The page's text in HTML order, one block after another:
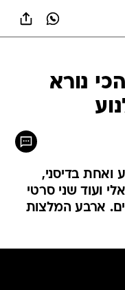
נורא
ואחת בדיסני,
ועוד שני סרטי
ארבע המלצות